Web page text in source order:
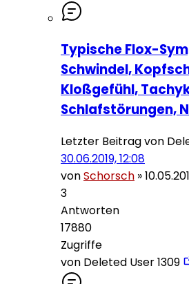
Typische Flox-
Schwindel,
Kloßgefühl,
Schlafstörungen,
Letzter Beitrag von
30.06.2019, 12:08
vonSchorsch »
3
Antworten
17880
Zugriffe
von Deleted User 1309